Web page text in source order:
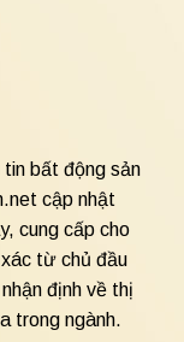
tin bất động sản
cập nhật
cung cấp cho
từ chủ đầu
định về thị
trong ngành.